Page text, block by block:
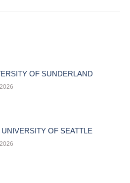
OF SUNDERLAND
OF SEATTLE